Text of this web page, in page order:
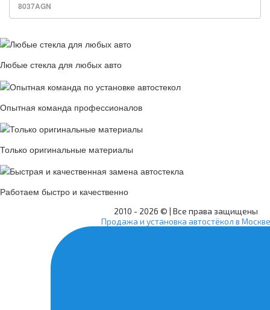
8037AGN
Любые стекла для любых авто
Опытная команда профессионалов
Только оригинальные материалы
Работаем быстро и качественно
2010 - 2026 © | Все права защищены
Продажа и установка автостёкол в Москве